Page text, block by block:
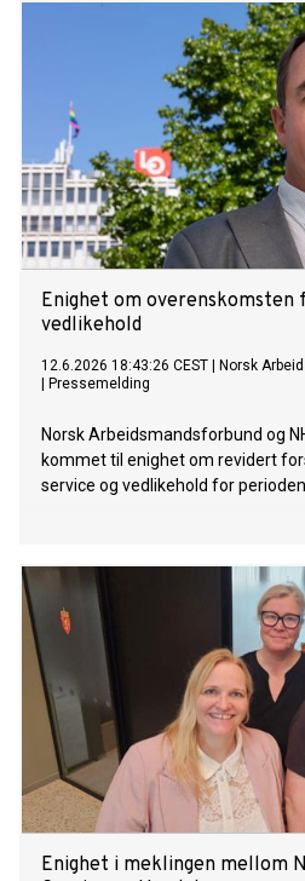
Enighet om overenskomsten
vedlikehold
12.6.2026 18:43:26 CEST
Norsk
Pressemelding
Norsk Arbeidsmandsforbund og
kommet til enighet om revidert
service og vedlikehold for
Enighet i meklingen mellom